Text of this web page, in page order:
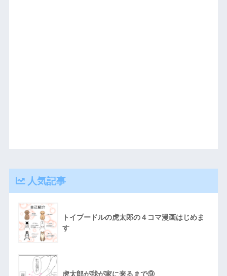
人気記事
トイプードルの虎太郎の４コマ漫画はじめま
す
虎太郎が我が家に来るまで⑨